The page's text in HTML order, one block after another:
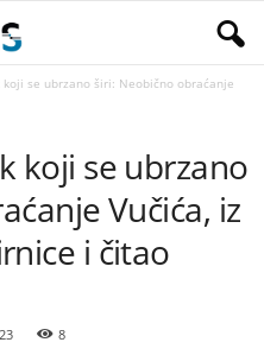
koji se ubrzano širi: Neobično obraćanje
koji se ubrzano
Vučića, iz
i čitao
8